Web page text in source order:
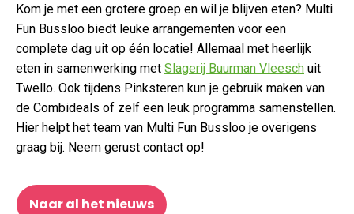
Kom je met een grotere groep en wil je blijven eten? Multi
Fun Bussloo biedt leuke arrangementen voor een
complete dag uit op één locatie! Allemaal met heerlijk
eten in samenwerking met Slagerij Buurman Vleesch uit
Twello. Ook tijdens Pinksteren kun je gebruik maken van
de Combideals of zelf een leuk programma samenstellen.
Hier helpt het team van Multi Fun Bussloo je overigens
graag bij. Neem gerust contact op!
Naar al het nieuws